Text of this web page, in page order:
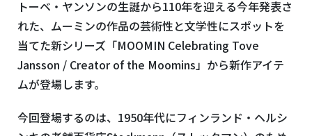
トーベ・ヤンソンの生誕から110年を迎える今年発表さ
れた、ムーミンの作品の芸術性と文学性にスポットを
当てた新シリーズ「MOOMIN Celebrating Tove
Jansson / Creator of the Moomins」から新作アイテ
ムが登場します。
今回登場するのは、 1950年代にフィンランド・ヘルシ